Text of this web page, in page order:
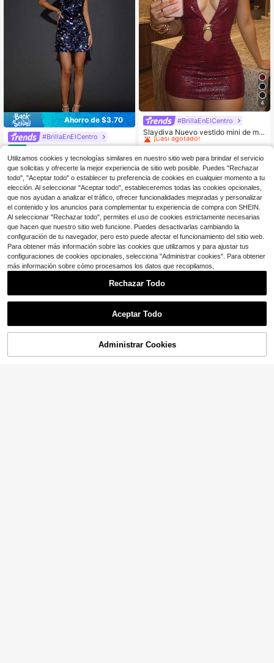
Ahorro de $3.70
#BrillaEnElCentro
SHEIN BAE Vestido mini de le
ntejuelas para mujer, tirantes finos,
escote cuadrado, abertura lateral, v
estido de cóctel ajustado, azul mari
no, verano, años 70, noche, fiesta,
atuendos de San Valentín
$29.49 -11% con cupón
4
#BrillaEnElCentro
Slaydiva Nuevo vestido mini de muj
er de estilo cheongsam inspirado en
recortes y decoración metálica, col
or borgoña, de piel sintética, sin ma
ngas, para fiestas, cumpleaños, cóc
teles, San Valentín, Halloween, Nav
idad, bodas y uso diario
#2 Más vendidos
¡Casi agotado!
#2 Más vendidos
#2 Más vendidos
#2 Más vendidos
¡Casi agotado!
$17.59 -11% con cupón
¡56% DE DESCUENTO!
Utilizamos cookies y tecnologías similares en nuestro sitio web para brindar el servicio
que solicitas y ofrecerte la mejor experiencia de sitio web posible. Puedes "Rechazar
todo", "Aceptar todo" o establecer tu preferencia de cookies en cualquier momento a tu
elección. Al seleccionar "Aceptar todo", estableceremos todas las cookies opcionales,
que nos ayudan a analizar el tráfico, ofrecer funcionalidades mejoradas y personalizar
el contenido y los anuncios para complementar tu experiencia de compra con SHEIN.
Al seleccionar "Rechazar todo", permites el uso de cookies estrictamente necesarias
que hacen que nuestro sitio web funcione. Puedes desactivarlas cambiando la
configuración de tu navegador, pero esto puede afectar el funcionamiento del sitio web.
Para obtener más información sobre las cookies que utilizamos y para ajustar tus
configuraciones de cookies opcionales, selecciona "Administrar cookies". Para obtener
más información sobre cómo procesamos los datos que recopilamos,
Rechazar Todo
Aceptar Todo
Administrar Cookies